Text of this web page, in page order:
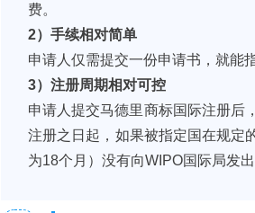
费。
2）手续相对简单
申请人仅需提交一份申请书，就能
3）注册周期相对可控
申请人提交马德里商标国际注册后
注册之日起，如果被指定国在规定
为18个月）没有向WIPO国际局发